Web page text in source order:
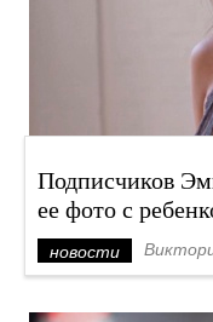
Подписчиков
ее фото с
новости